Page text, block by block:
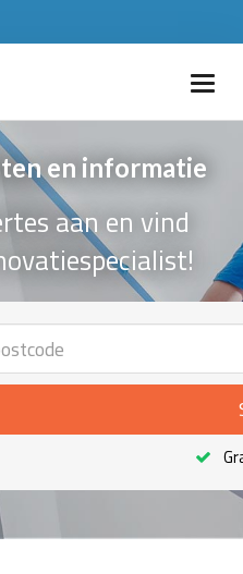
en informatie
aan en vind